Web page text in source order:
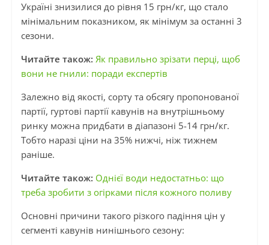
Україні знизилися до рівня 15 грн/кг, що стало
мінімальним показником, як мінімум за останні 3
сезони.
Читайте також: Як правильно зрізати перці, щоб
вони не гнили: поради експертів
Залежно від якості, сорту та обсягу пропонованої
партії, гуртові партії кавунів на внутрішньому
ринку можна придбати в діапазоні 5-14 грн/кг.
Тобто наразі ціни на 35% нижчі, ніж тижнем
раніше.
Читайте також: Однієї води недостатньо: що
треба зробити з огірками після кожного поливу
Основні причини такого різкого падіння цін у
сегменті кавунів нинішнього сезону: